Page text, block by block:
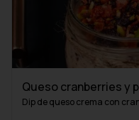
Queso cranberries y
Dip de queso crema con